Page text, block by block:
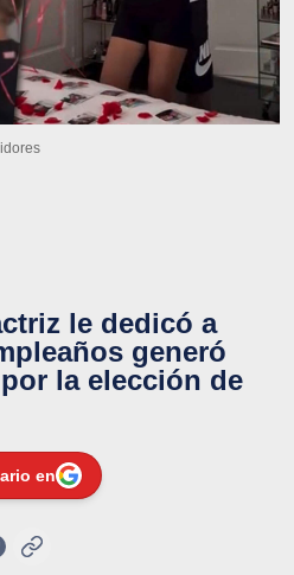
le dedicó a
generó
la elección de
en